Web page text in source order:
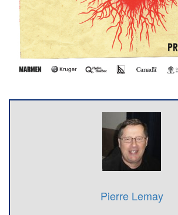
Pierre Lemay